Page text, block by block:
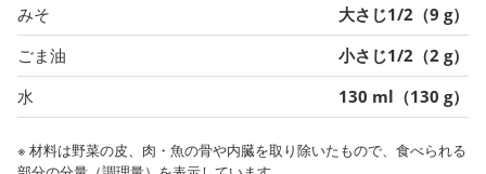
みそ
大さじ1/2（9 g）
ごま油
小さじ1/2（2 g）
水
130 ml（130 g）
※ 材料は野菜の皮、肉・魚の骨や内臓を取り除いたもので、食べられる